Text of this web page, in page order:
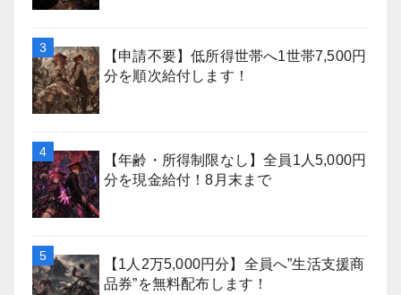
【申請不要】低所得世帯へ1世帯7,500円
分を順次給付します！
【年齢・所得制限なし】全員1人5,000円
分を現金給付！8月末まで
【1人2万5,000円分】全員へ”生活支援商
品券”を無料配布します！